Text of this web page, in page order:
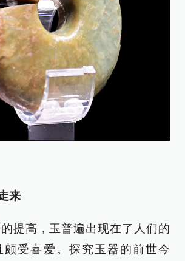
来
提高，玉普遍出现在了人们的
颇受喜爱。探究玉器的前世今